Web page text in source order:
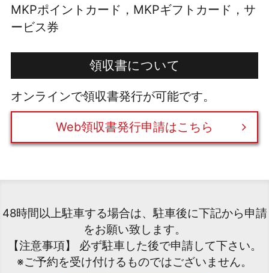
MKPポイントカード，MKPギフトカード，サ
ービス券
領収書について
オンラインで領収書発行が可能です。
Web領収書発行申請はこちら
48時間以上駐車する場合は、駐車後に下記から申請
をお願い致します。
【注意事項】 必ず駐車した後で申請して下さい。
※ご予約を受け付けるものではございません。